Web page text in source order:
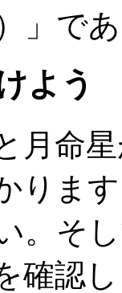
」で
よう
月命
りま
。そ
確認